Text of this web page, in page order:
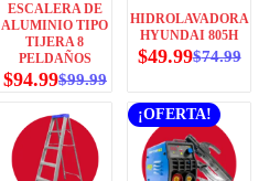
ESCALERA DE
ALUMINIO TIPO
TIJERA 8
PELDAÑOS
$99.99
$94.99
HIDROLAVADORA
HYUNDAI 805H
$74.99
$49.99
¡OFERTA!